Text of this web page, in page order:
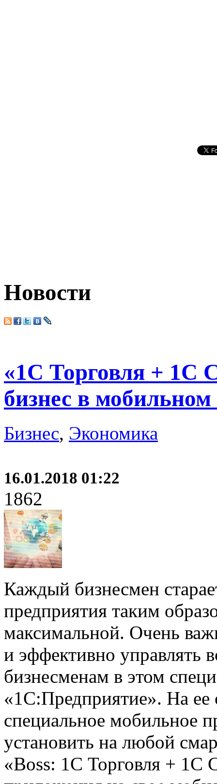
Новости
«1С Торговля + 1C
бизнес в мобильном
Бизнес, Экономика
16.01.2018 01:22
1862
Каждый бизнесмен
предприятия таким
максимальной. Очень
и эффективно управлять
бизнесменам в этом
«1С:Предприятие». На ее
специальное мобильное
установить на любой
«Boss: 1С Торговля + 1C